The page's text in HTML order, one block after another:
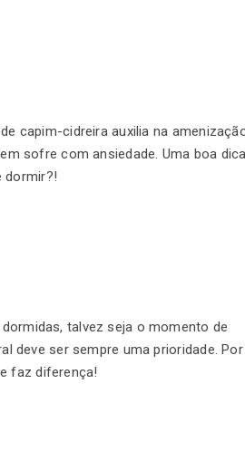
capim-cidreira auxilia na
sofre com ansiedade. Uma boa
dormir?!
talvez seja o momento de
deve ser sempre uma prioridade. Por
faz diferença!